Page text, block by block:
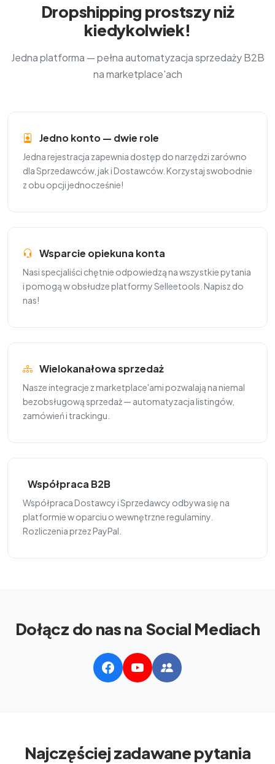
Dropshipping prostszy niż
kiedykolwiek!
Jedna platforma — pełna automatyzacja sprzedaży B2B
na marketplace'ach
Jedno konto — dwie role
Jedna rejestracja zapewnia dostęp do narzędzi zarówno
dla Sprzedawców, jak i Dostawców. Korzystaj swobodnie
z obu opcji jednocześnie!
Wsparcie opiekuna konta
Nasi specjaliści chętnie odpowiedzą na wszystkie pytania
i pomogą w obsłudze platformy Selleetools. Napisz do
nas!
Wielokanałowa sprzedaż
Nasze integracje z marketplace'ami pozwalają na niemal
bezobsługową sprzedaż — automatyzacja listingów,
zamówień i trackingu.
Współpraca B2B
Współpraca Dostawcy i Sprzedawcy odbywa się na
platformie w oparciu o wewnętrzne regulaminy.
Rozliczenia przez PayPal.
Dołącz do nas na Social Mediach
Najczęściej zadawane pytania